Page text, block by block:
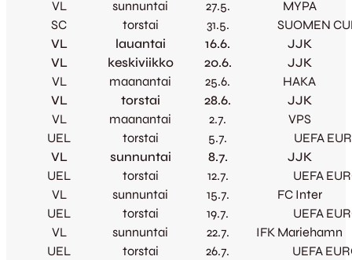
VL sunnuntai 27.5.
MYPA
SC
torstai 31.5.
SUOMEN
VL
lauantai 16.6.
JJK
VL
keskiviikko 20.6.
JJK
VL
maanantai 25.6.
HAKA
VL
torstai 28.6.
JJK
VL
maanantai 2.7.
VPS
UEL
torstai 5.7.
UEFA
VL
sunnuntai 8.7.
JJK
UEL
torstai 12.7.
UEFA
VL
sunnuntai 15.7.
FC Inter
UEL
torstai 19.7.
UEFA
VL
sunnuntai 22.7.
IFK Mariehamn
UEL
torstai 26.7.
UEFA